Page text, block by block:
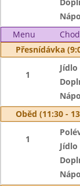
Menu
Chod
Přesnídávka
1
Jídlo
Oběd (11:30 -
1
Jídlo